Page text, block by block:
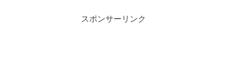
スポンサーリンク